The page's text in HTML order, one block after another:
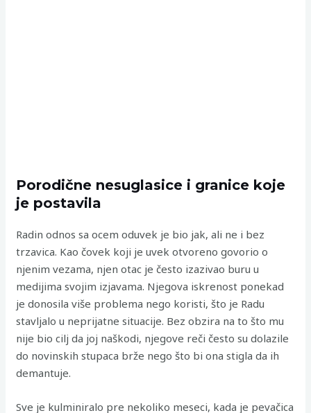
Porodične nesuglasice i granice koje
je postavila
Radin odnos sa ocem oduvek je bio jak, ali ne i bez
trzavica. Kao čovek koji je uvek otvoreno govorio o
njenim vezama, njen otac je često izazivao buru u
medijima svojim izjavama. Njegova iskrenost ponekad
je donosila više problema nego koristi, što je Radu
stavljalo u neprijatne situacije. Bez obzira na to što mu
nije bio cilj da joj naškodi, njegove reči često su dolazile
do novinskih stupaca brže nego što bi ona stigla da ih
demantuje.
Sve je kulminiralo pre nekoliko meseci, kada je pevačica